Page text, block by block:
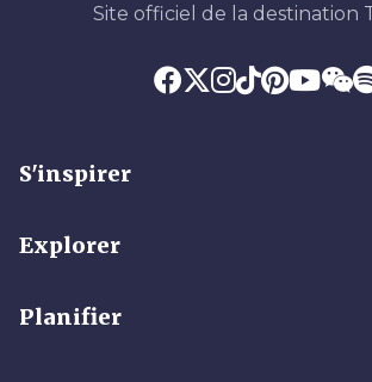
Site officiel de la destination
S'inspirer
Explorer
Planifier